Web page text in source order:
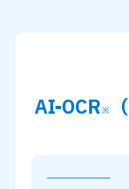
AI-OCR※